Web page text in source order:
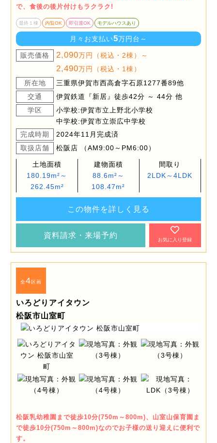
で、食後の後片付けもラクラク!
最終１棟 内覧OK 即引渡OK モデルハウスあり
月々お支払い5万円台～
販売価格 2,090万円（税込・2棟）～
2,490万円（税込・1棟）
所在地
三重県伊賀市西高倉字石原1277番89他
交通
伊賀鉄道『新居』徒歩42分 ～ 44分 他
学区
小学校:伊賀市立上野北小学校
中学校:伊賀市立崇広中学校
完成時期
2024年11月完成済
取扱店舗
松阪店 （AM9:00～PM6:00）
土地面積
180.19m²～
262.45m²
建物面積
88.6m²～
108.47m²
間取り
2LDK～4LDK
この物件を詳しく見る
資料請求・来場予約
お気に入り登録
全4区画
いろどりアイタウン
松阪市山室町
松阪乳幼稚園まで徒歩10分(750m～800m)、山室山保育園ま
で徒歩10分(750m～800m)なのでお子様の送り迎えに便利で
す。